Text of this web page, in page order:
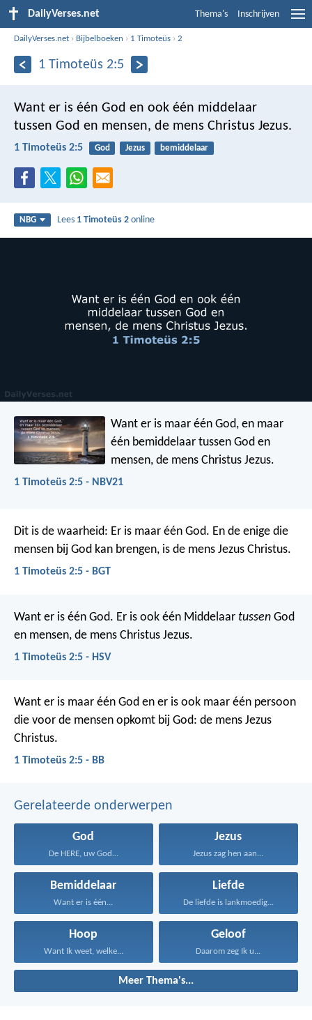
DailyVerses.net Thema's Inschrijven
DailyVerses.net › Bijbelboeken › 1 Timoteüs ›2
1 Timoteüs 2:5
Want er is één God en ook één middelaar
tussen God en mensen, de mens Christus Jezus.
1 Timoteüs 2:5 God Jezus bemiddelaar
NBG Lees 1 Timoteüs 2 online
Want er is maar één God, en maar
één bemiddelaar tussen God en
mensen, de mens Christus Jezus.
1 Timoteüs 2:5 - NBV21
Dit is de waarheid: Er is maar één God. En de enige die
mensen bij God kan brengen, is de mens Jezus Christus.
1 Timoteüs 2:5 - BGT
Want er is één God. Er is ook één Middelaar tussen God
en mensen, de mens Christus Jezus.
1 Timoteüs 2:5 - HSV
Want er is maar één God en er is ook maar één persoon
die voor de mensen opkomt bij God: de mens Jezus
Christus.
1 Timoteüs 2:5 - BB
Gerelateerde onderwerpen
God
De HERE, uw God...
Jezus
Jezus zag hen aan...
Bemiddelaar
Want er is één...
Liefde
De liefde is lankmoedig...
Hoop
Want Ik weet, welke...
Geloof
Daarom zeg Ik u...
Meer Thema's...